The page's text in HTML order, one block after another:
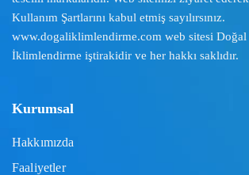
Kullanım Şartlarını kabul etmiş sayılırsınız.
www.dogaliklimlendirme.com web sitesi Doğal
İklimlendirme iştirakidir ve her hakkı saklıdır.
Kurumsal
Hakkımızda
Faaliyetler